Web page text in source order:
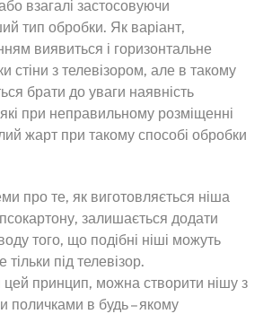
взагалі застосовуючи
тип обробки. Як варіант,
виявиться і горизонтальне
стіни з телевізором, але в такому
брати до уваги наявність
при неправильному розміщенні
жарт при такому способі обробки
про те, як виготовляється ніша
залишається додати
того, що подібні ніші можуть
під телевізор.
принцип, можна створити нішу з
поличками в будь – якому